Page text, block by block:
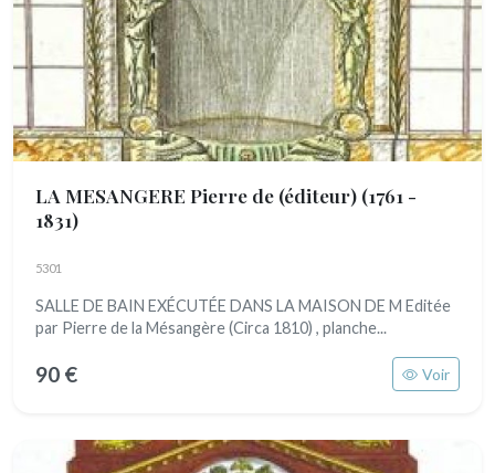
LA MESANGERE Pierre de (éditeur) (1761 -
1831)
5301
SALLE DE BAIN EXÉCUTÉE DANS LA MAISON DE M Editée
par Pierre de la Mésangère (Circa 1810) , planche...
90 € Voir